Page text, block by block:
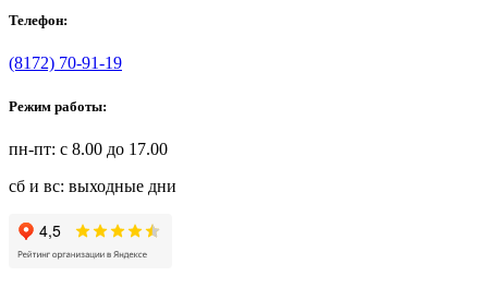
Телефон:
(8172) 70-91-19
Режим работы:
пн-пт: с 8.00 до 17.00
сб и вс: выходные дни